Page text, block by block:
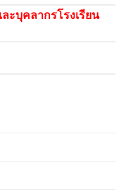
ะบุคลากรโรงเรียน